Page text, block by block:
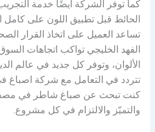
كما توفر الشركة أيضًا خدمة
الحائط قبل تطبيق اللون على
تساعد العميل على اتخاذ القرار
الفهد الخليجي تواكب اتجاهات السوق
الألوان، وتوفر كل جديد في عالم
تتردد في التعامل مع شركة اصباغ
كنت تبحث عن صباغ شاطر في
والتميّز والالتزام في كل مشروع.